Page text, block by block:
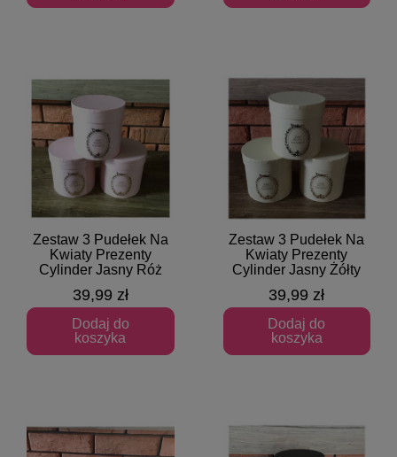
Szybki podgląd
Zestaw 3 Pudełek Na
Kwiaty Prezenty
Cylinder Jasny Róż
39,99 zł
Dodaj do
koszyka
Szybki podgląd
Zestaw 3 Pudełek Na
Kwiaty Prezenty
Cylinder Jasny Żółty
39,99 zł
Dodaj do
koszyka